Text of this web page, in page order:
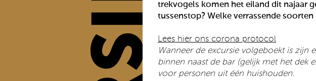
trekvogels komen het eiland dit najaar
tussenstop? Welke verrassende
Lees hier ons corona protocol
Wanneer de excursie volgeboekt is zijn
binnen naast de bar (gelijk met het dek
voor personen uit één huishouden.